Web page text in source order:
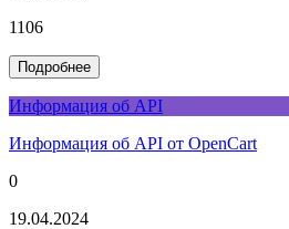
1106
Подробнее
Информация об API
Информация об API от OpenСart
0
19.04.2024